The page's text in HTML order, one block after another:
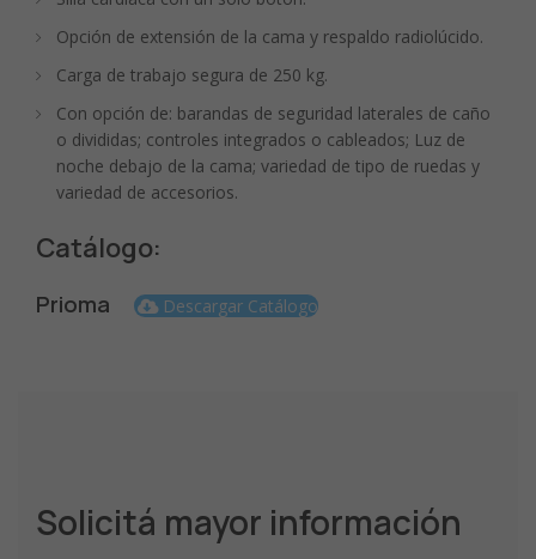
Opción de extensión de la cama y respaldo radiolúcido.
Carga de trabajo segura de 250 kg.
Con opción de: barandas de seguridad laterales de caño
o divididas; controles integrados o cableados; Luz de
noche debajo de la cama; variedad de tipo de ruedas y
variedad de accesorios.
Catálogo:
Prioma Descargar Catálogo
Solicitá mayor información